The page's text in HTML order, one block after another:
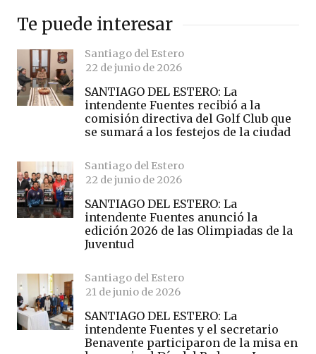
Te puede interesar
Santiago del Estero
22 de junio de 2026
SANTIAGO DEL ESTERO: La
intendente Fuentes recibió a la
comisión directiva del Golf Club que
se sumará a los festejos de la ciudad
Santiago del Estero
22 de junio de 2026
SANTIAGO DEL ESTERO: La
intendente Fuentes anunció la
edición 2026 de las Olimpiadas de la
Juventud
Santiago del Estero
21 de junio de 2026
SANTIAGO DEL ESTERO: La
intendente Fuentes y el secretario
Benavente participaron de la misa en